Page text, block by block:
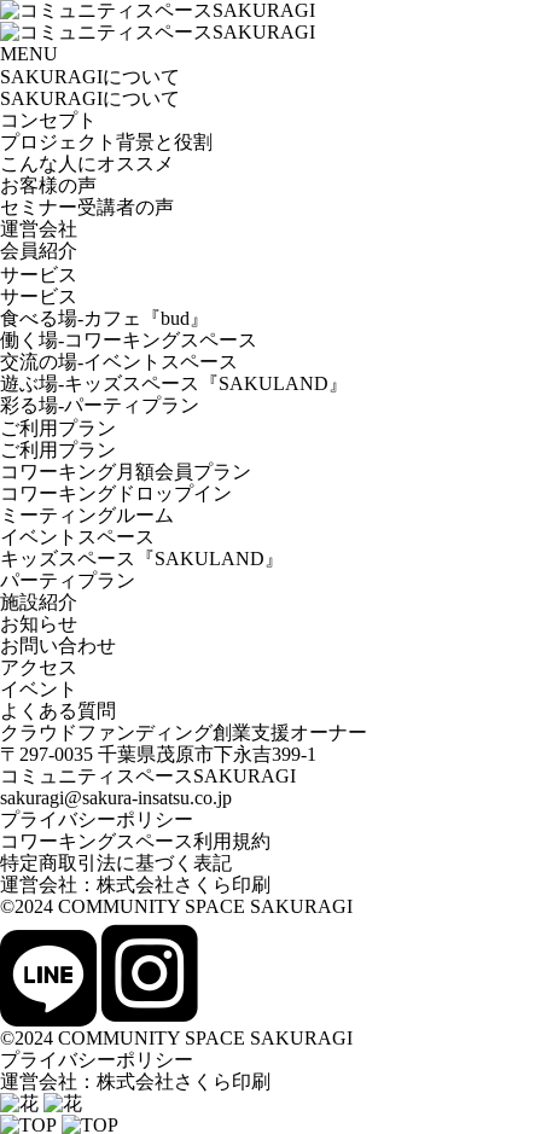
MENU
SAKURAGIについて
SAKURAGIについて
コンセプト
プロジェクト背景と役割
こんな人にオススメ
お客様の声
セミナー受講者の声
運営会社
会員紹介
サービス
サービス
食べる場-カフェ『bud』
働く場-コワーキングスペース
交流の場-イベントスペース
遊ぶ場-キッズスペース『SAKULAND』
彩る場-パーティプラン
ご利用プラン
ご利用プラン
コワーキング月額会員プラン
コワーキングドロップイン
ミーティングルーム
イベントスペース
キッズスペース『SAKULAND』
パーティプラン
施設紹介
お知らせ
お問い合わせ
アクセス
イベント
よくある質問
クラウドファンディング創業支援オーナー
〒297-0035 千葉県茂原市下永吉399-1
コミュニティスペースSAKURAGI
sakuragi@sakura-insatsu.co.jp
プライバシーポリシー
コワーキングスペース利用規約
特定商取引法に基づく表記
運営会社： 株式会社さくら印刷
©2024 COMMUNITY SPACE SAKURAGI
©2024 COMMUNITY SPACE SAKURAGI
プライバシーポリシー
運営会社： 株式会社さくら印刷